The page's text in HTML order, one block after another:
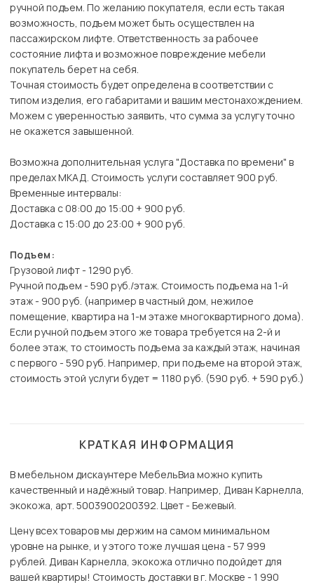
ручной подъем. По желанию покупателя, если есть такая
возможность, подъем может быть осуществлен на
пассажирском лифте. Ответственность за рабочее
состояние лифта и возможное повреждение мебели
покупатель берет на себя.
Точная стоимость будет определена в соответствии с
типом изделия, его габаритами и вашим местонахождением.
Можем с уверенностью заявить, что сумма за услугу точно
не окажется завышенной.
Возможна дополнительная услуга "Доставка по времени" в
пределах МКАД. Стоимость услуги составляет 900 руб.
Временные интервалы:
Доставка с 08:00 до 15:00 + 900 руб.
Доставка с 15:00 до 23:00 + 900 руб.
Подъем:
Грузовой лифт - 1290 руб.
Ручной подъем - 590 руб./этаж. Стоимость подъема на 1-й
этаж - 900 руб. (например в частный дом, нежилое
помещение, квартира на 1-м этаже многоквартирного дома).
Если ручной подъем этого же товара требуется на 2-й и
более этаж, то стоимость подъема за каждый этаж, начиная
с первого - 590 руб. Например, при подъеме на второй этаж,
стоимость этой услуги будет = 1180 руб. (590 руб. + 590 руб.)
КРАТКАЯ ИНФОРМАЦИЯ
В мебельном дискаунтере МебельВиа можно купить
качественный и надёжный товар. Например, Диван Карнелла,
экокожа, арт. 5003900200392. Цвет - Бежевый.
Цену всех товаров мы держим на самом минимальном
уровне на рынке, и у этого тоже лучшая цена - 57 999
рублей. Диван Карнелла, экокожа отлично подойдет для
вашей квартиры! Стоимость доставки в г. Москве - 1 990